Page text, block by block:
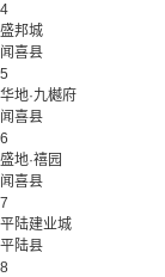
4
盛邦城
闻喜县
5
华地·九樾府
闻喜县
6
盛地·禧园
闻喜县
7
平陆建业城
平陆县
8